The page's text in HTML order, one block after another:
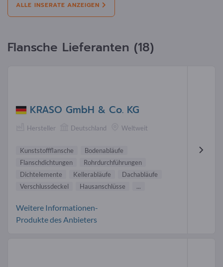
ALLE INSERATE ANZEIGEN
Flansche Lieferanten (18)
KRASO GmbH & Co. KG
Hersteller Deutschland Weltweit
Kunststoffflansche
Bodenabläufe
Flanschdichtungen
Rohrdurchführungen
Dichtelemente
Kellerabläufe
Dachabläufe
Verschlussdeckel
Hausanschlüsse ...
Weitere Informationen-
Produkte des Anbieters